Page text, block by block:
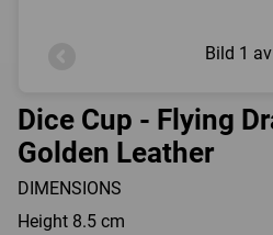
Bild 1
Dice Cup - Flying
Golden Leather
DIMENSIONS
Height 8.5 cm